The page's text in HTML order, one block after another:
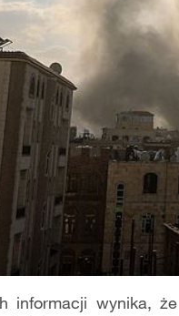
informacji wynika,